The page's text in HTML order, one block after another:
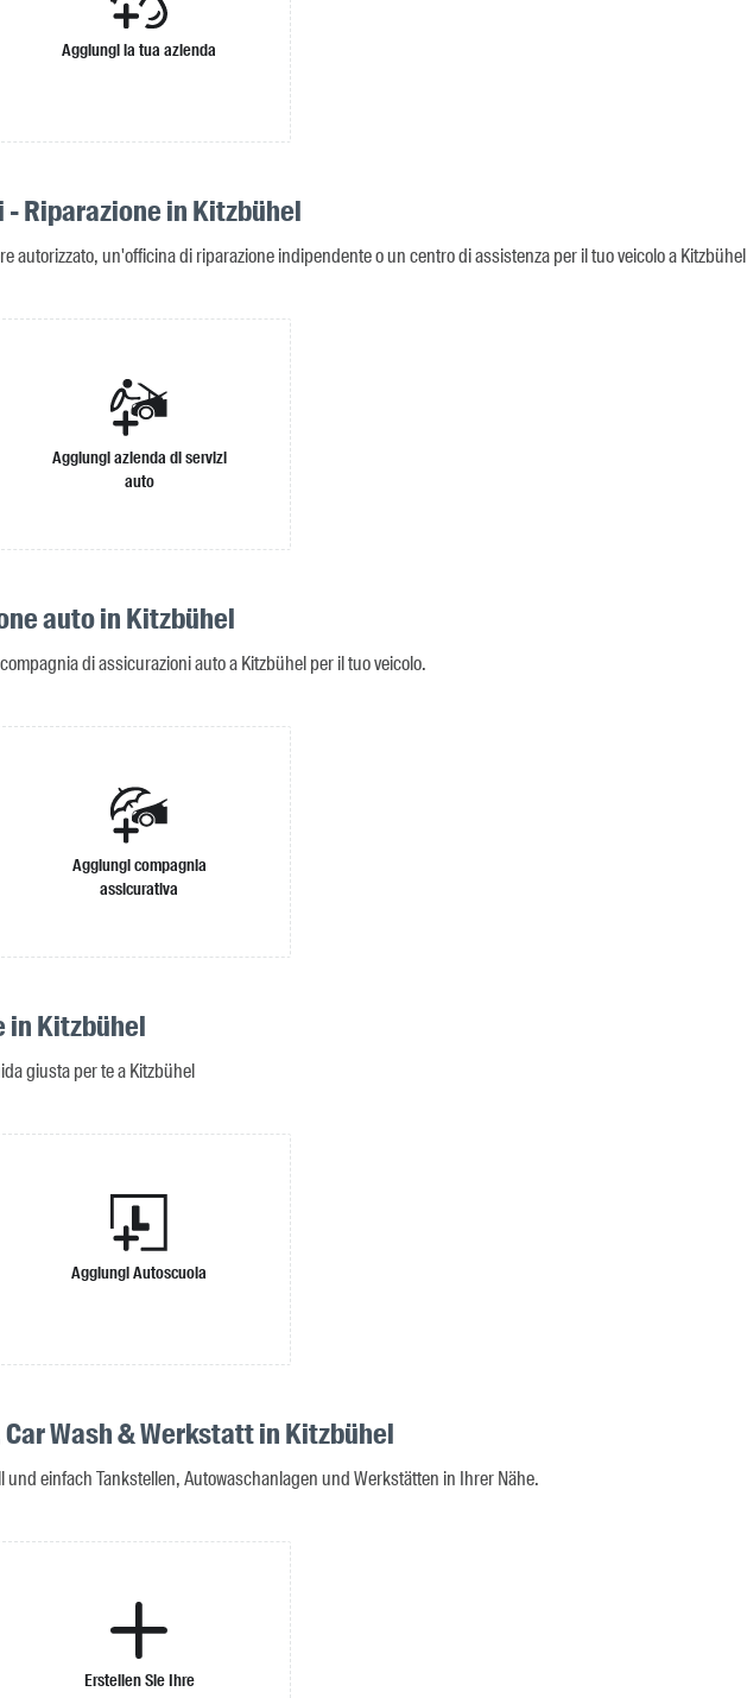
Aggiungi la tua azienda
Riparazione in Kitzbühel
autorizzato, un'officina di riparazione indipendente o un centro di assistenza per il tuo veicolo a Kitzbühel
Aggiungi azienda di servizi
auto
auto in Kitzbühel
di assicurazioni auto a Kitzbühel per il tuo veicolo.
Aggiungi compagnia
assicurativa
in Kitzbühel
giusta per te a Kitzbühel
Aggiungi Autoscuola
Wash & Werkstatt in Kitzbühel
und einfach Tankstellen, Autowaschanlagen und Werkstätten in Ihrer Nähe.
Erstellen Sie Ihre